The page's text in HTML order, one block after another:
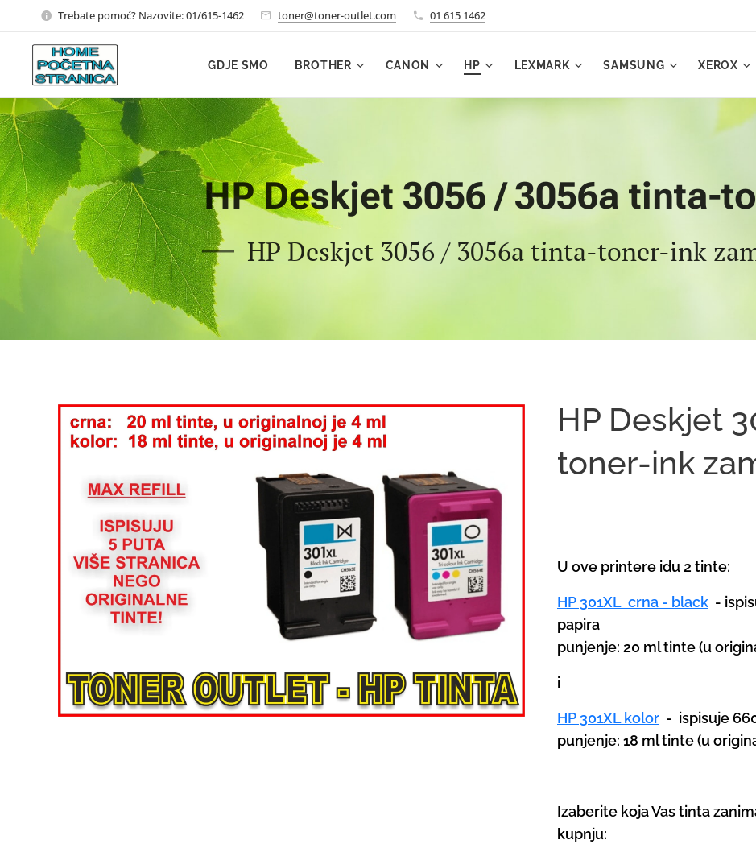
Trebate pomoć? Nazovite: 01/615-1462 toner@toner-outlet.com 01 615 1462
GDJE SMO BROTHER CANON HP LEXMARK SAMSUNG XEROX
HP Deskjet 3056 / 3056a tinta-
HP Deskjet 3056 / 3056a tinta-toner-ink
HP Deskjet
toner-ink
U ove printere idu 2 tinte:
HP 301XL crna - black -
papira
punjenje: 20 ml tinte (u
i
HP 301XL kolor - ispisuje
punjenje: 18 ml tinte (u
Izaberite koja Vas tinta
kupnju: